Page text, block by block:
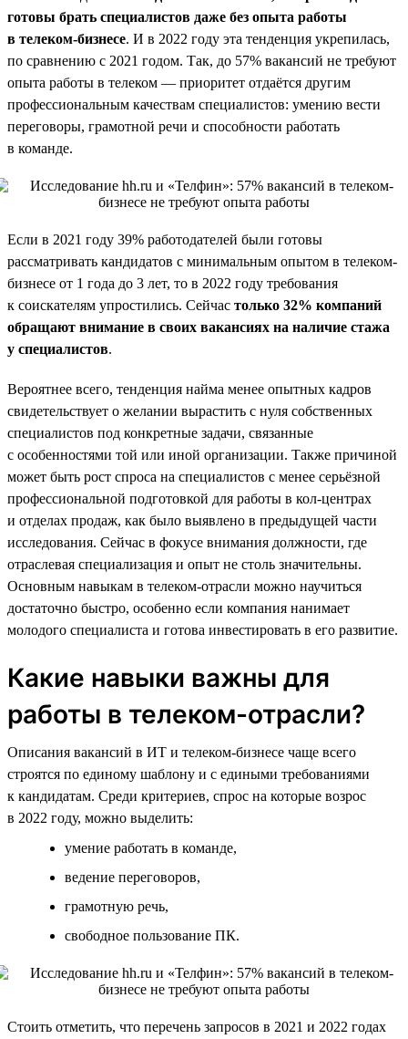
готовы брать специалистов даже без опыта работы
в телеком-бизнесе. И в 2022 году эта тенденция укрепилась,
по сравнению с 2021 годом. Так, до 57% вакансий не требуют
опыта работы в телеком — приоритет отдаётся другим
профессиональным качествам специалистов: умению вести
переговоры, грамотной речи и способности работать
в команде.
Если в 2021 году 39% работодателей были готовы
рассматривать кандидатов с минимальным опытом в телеком-
бизнесе от 1 года до 3 лет, то в 2022 году требования
к соискателям упростились. Сейчас только 32% компаний
обращают внимание в своих вакансиях на наличие стажа
у специалистов.
Вероятнее всего, тенденция найма менее опытных кадров
свидетельствует о желании вырастить с нуля собственных
специалистов под конкретные задачи, связанные
с особенностями той или иной организации. Также причиной
может быть рост спроса на специалистов с менее серьёзной
профессиональной подготовкой для работы в кол-центрах
и отделах продаж, как было выявлено в предыдущей части
исследования. Сейчас в фокусе внимания должности, где
отраслевая специализация и опыт не столь значительны.
Основным навыкам в телеком-отрасли можно научиться
достаточно быстро, особенно если компания нанимает
молодого специалиста и готова инвестировать в его развитие.
Какие навыки важны для
работы в телеком-отрасли?
Описания вакансий в ИТ и телеком-бизнесе чаще всего
строятся по единому шаблону и с едиными требованиями
к кандидатам. Среди критериев, спрос на которые возрос
в 2022 году, можно выделить:
умение работать в команде,
ведение переговоров,
грамотную речь,
свободное пользование ПК.
Стоить отметить, что перечень запросов в 2021 и 2022 годах